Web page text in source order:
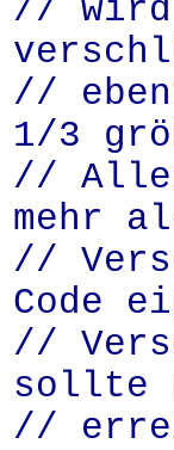
// wird
//
1/3
//
mehr
//
Code
//
sollte
//